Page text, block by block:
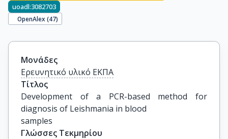
uoadl:3082703
OpenAlex (47)
Μονάδες
Ερευνητικό υλικό ΕΚΠΑ
Τίτλος
Development of a PCR-based method for
diagnosis of Leishmania in blood
samples
Γλώσσες Τεκμηρίου